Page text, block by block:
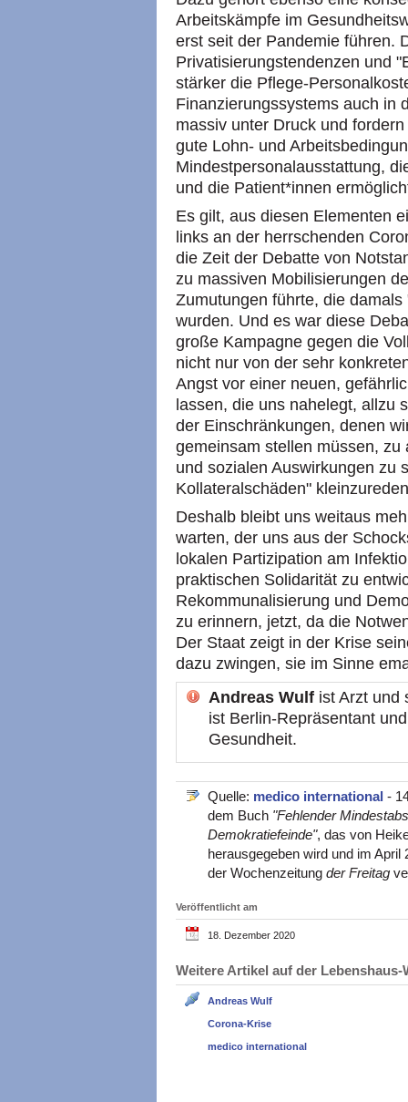
Arbeitskämpfe im
erst seit der Pandemie führen.
Privatisierungstendenzen und
stärker die Pflege-
Finanzierungssystems auch in
massiv unter Druck und
gute Lohn- und
Mindestpersonalausstattung,
und die Patient*innen
Es gilt, aus diesen Elementen
links an der herrschenden
die Zeit der Debatte von
zu massiven Mobilisierungen
Zumutungen führte, die
wurden. Und es war diese
große Kampagne gegen die
nicht nur von der sehr
Angst vor einer neuen,
lassen, die uns nahelegt, allzu
der Einschränkungen, denen
gemeinsam stellen müssen,
und sozialen Auswirkungen zu
Kollateralschäden"
Deshalb bleibt uns weitaus
warten, der uns aus der
lokalen Partizipation am
praktischen Solidarität zu
Rekommunalisierung und
zu erinnern, jetzt, da die
Der Staat zeigt in der Krise
dazu zwingen, sie im Sinne
Andreas Wulf ist Arzt und
ist Berlin-Repräsentant
Gesundheit.
Quelle: medico international -
dem Buch "Fehlender
Demokratiefeinde", das von
herausgegeben wird und im
der Wochenzeitung der Freitag
Veröffentlicht am
18. Dezember 2020
Weitere Artikel auf der
Andreas Wulf
Corona-Krise
medico international